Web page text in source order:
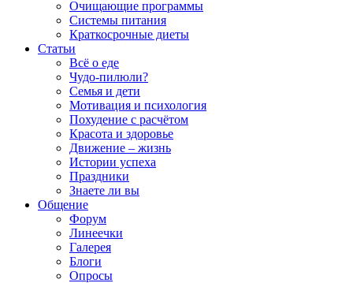
Очищающие программы
Системы питания
Краткосрочные диеты
Статьи
Всё о еде
Чудо-пилюли?
Семья и дети
Мотивация и психология
Похудение с расчётом
Красота и здоровье
Движение – жизнь
Истории успеха
Праздники
Знаете ли вы
Общение
Форум
Линеечки
Галерея
Блоги
Опросы